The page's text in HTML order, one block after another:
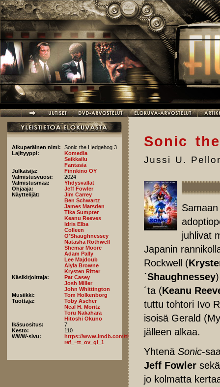
Hyppää pääsisältöön
Alkuperäinen nimi:
Sonic the Hedgehog 3
Lajityyppi:
Komedia
Seikkailu
Fantasia
Julkaisija:
Finnkino OY
Valmistusvuosi:
2024
Valmistusmaa:
Yhdysvallat
Ohjaaja:
Jeff Fowler
Näyttelijät:
Jim Carrey
Ben Schwartz
James Marsden
Tika Sumpter
Keanu Reeves
Idris Elba
Colleen
O'Shaughnessey
Natasha Rothwell
Shemar Moore
Adam Pally
Lee Majdoub
Alyla Browne
Krysten Ritter
Käsikirjoittaja:
Pat Casey
Josh Miller
John Whittington
Musiikki:
Tom Holkenborg
Tuottaja:
Toby Ascher
Neal H. Moritz
Toru Nakahara
Hitoshi Okuno
Ikäsuositus:
7
Kesto:
110
WWW-sivu:
https://www.imdb.com/title/tt18259086/fullcredits/?
ref_=tt_ov_ql_1
Sonic
Jussi U.
juhlivat
Japanin
Rockwell (
´Shaughnessey
´ta (Keanu
tuttu tohtori Ivo
isoisä Gerald
jälleen alkaa.
Yhtenä Sonic-
Jeff Fowler
jo kolmatta